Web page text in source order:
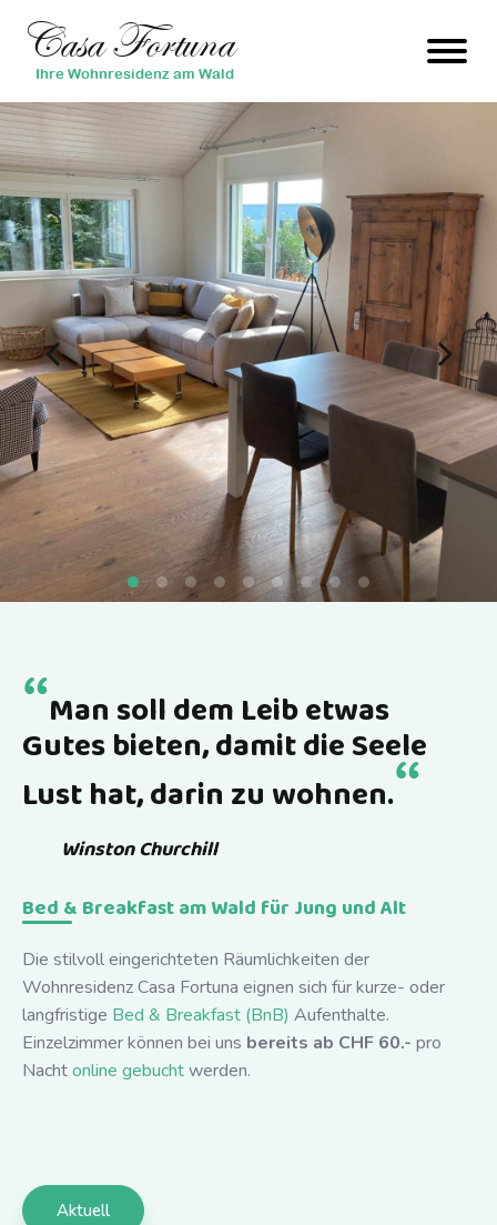
Casa Fortuna
Ihre Wohnresidenz am Wald
“Man soll dem Leib etwas
Gutes bieten, damit die Seele
Lust hat, darin zu wohnen.“
Winston Churchill
Bed & Breakfast am Wald für Jung und Alt
Die stilvoll eingerichteten Räumlichkeiten der
Wohnresidenz Casa Fortuna eignen sich für kurze- oder
langfristige Bed & Breakfast (BnB) Aufenthalte.
Einzelzimmer können bei uns bereits ab CHF 60.- pro
Nachtonline gebuchtwerden.
Aktuell